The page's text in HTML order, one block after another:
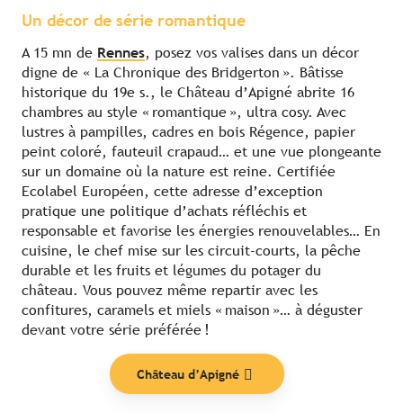
Un décor de série romantique
A 15 mn de Rennes, posez vos valises dans un décor
digne de « La Chronique des Bridgerton ». Bâtisse
historique du 19e s., le Château d’Apigné abrite 16
chambres au style « romantique », ultra cosy. Avec
lustres à pampilles, cadres en bois Régence, papier
peint coloré, fauteuil crapaud… et une vue plongeante
sur un domaine où la nature est reine. Certifiée
Ecolabel Européen, cette adresse d’exception
pratique une politique d’achats réfléchis et
responsable et favorise les énergies renouvelables… En
cuisine, le chef mise sur les circuit-courts, la pêche
durable et les fruits et légumes du potager du
château. Vous pouvez même repartir avec les
confitures, caramels et miels « maison »… à déguster
devant votre série préférée !
Château d’Apigné